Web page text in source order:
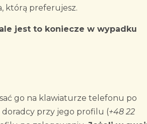
którą preferujesz.
jest to koniecze w wypadku
go na klawiaturze telefonu po
przy jego profilu (+48 22